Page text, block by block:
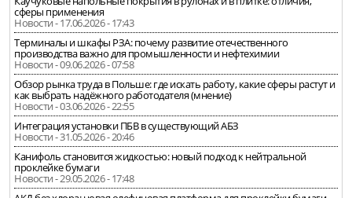
сферы применения
Новости - 17.06.2026 - 17:43
Терминалы и шкафы РЗА: почему развитие отечественного
производства важно для промышленности и нефтехимии
Новости - 09.06.2026 - 07:58
Обзор рынка труда в Польше: где искать работу, какие сферы растут и
как выбрать надёжного работодателя (мнение)
Новости - 03.06.2026 - 22:55
Интеграция установки ПБВ в существующий АБЗ
Новости - 31.05.2026 - 20:46
Канифоль становится жидкостью: новый подход к нейтральной
проклейке бумаги
Новости - 29.05.2026 - 17:48